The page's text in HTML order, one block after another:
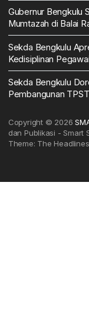
Gubernur Bengkulu
Mumtazah di Balai
Sekda Bengkulu
Kedisiplinan
Sekda Bengkulu
Pembangunan
Copyright © 2026
dan Publikasi - Smart
Theme: The